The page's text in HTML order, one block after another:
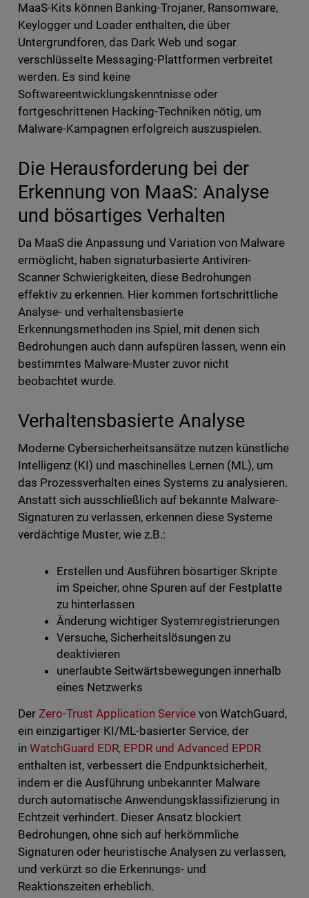
MaaS-Kits können Banking-Trojaner, Ransomware,
Keylogger und Loader enthalten, die über
Untergrundforen, das Dark Web und sogar
verschlüsselte Messaging-Plattformen verbreitet
werden. Es sind keine
Softwareentwicklungskenntnisse oder
fortgeschrittenen Hacking-Techniken nötig, um
Malware-Kampagnen erfolgreich auszuspielen.
Die Herausforderung bei der
Erkennung von MaaS: Analyse
und bösartiges Verhalten
Da MaaS die Anpassung und Variation von Malware
ermöglicht, haben signaturbasierte Antiviren-
Scanner Schwierigkeiten, diese Bedrohungen
effektiv zu erkennen. Hier kommen fortschrittliche
Analyse- und verhaltensbasierte
Erkennungsmethoden ins Spiel, mit denen sich
Bedrohungen auch dann aufspüren lassen, wenn ein
bestimmtes Malware-Muster zuvor nicht
beobachtet wurde.
Verhaltensbasierte Analyse
Moderne Cybersicherheitsansätze nutzen künstliche
Intelligenz (KI) und maschinelles Lernen (ML), um
das Prozessverhalten eines Systems zu analysieren.
Anstatt sich ausschließlich auf bekannte Malware-
Signaturen zu verlassen, erkennen diese Systeme
verdächtige Muster, wie z.B.:
Erstellen und Ausführen bösartiger Skripte
im Speicher, ohne Spuren auf der Festplatte
zu hinterlassen
Änderung wichtiger Systemregistrierungen
Versuche, Sicherheitslösungen zu
deaktivieren
unerlaubte Seitwärtsbewegungen innerhalb
eines Netzwerks
Der Zero-Trust Application Service von WatchGuard,
ein einzigartiger KI/ML-basierter Service, der
in WatchGuard EDR, EPDR und Advanced EPDR
enthalten ist, verbessert die Endpunktsicherheit,
indem er die Ausführung unbekannter Malware
durch automatische Anwendungsklassifizierung in
Echtzeit verhindert. Dieser Ansatz blockiert
Bedrohungen, ohne sich auf herkömmliche
Signaturen oder heuristische Analysen zu verlassen,
und verkürzt so die Erkennungs- und
Reaktionszeiten erheblich.